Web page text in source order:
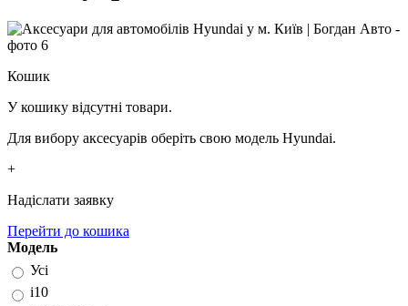
Кошик
У кошику відсутні товари.
Для вибору аксесуарів оберіть свою модель Hyundai.
+
Надіслати заявку
Перейти до кошика
Модель
Усі
i10